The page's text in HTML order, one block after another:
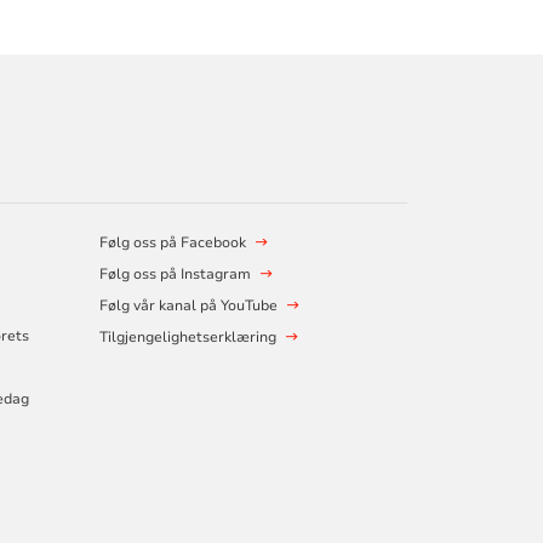
Følg oss på Facebook
Følg oss på Instagram
Følg vår kanal på YouTube
Tilgjengelighetserklæring